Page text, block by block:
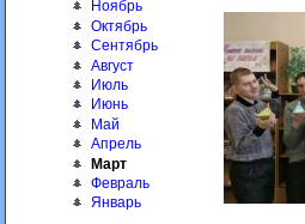
Ноябрь
Октябрь
Сентябрь
Август
Июль
Июнь
Май
Апрель
Март
Февраль
Январь